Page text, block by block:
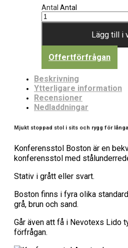
Antal Antal
Lägg till i
Offertförfrågan
Beskrivning
Ytterligare information
Recensioner
Nedladdningar
Mjukt stoppad stol i sits och rygg för
Konferensstol Boston är en
konferensstol med
Stativ i grått eller svart.
Boston finns i fyra olika
grå, brun och sand.
Går även att få i Nevotexs Lido
förfrågan.